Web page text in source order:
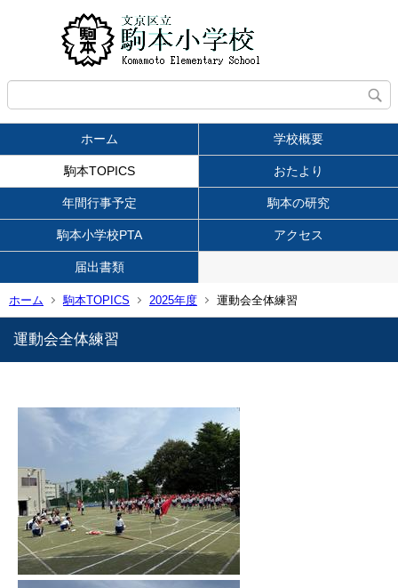
ホーム 学校概要
駒本TOPICS おたより
年間行事予定 駒本の研究
駒本小学校PTA アクセス
届出書類
ホーム 駒本TOPICS 2025年度 運動会全体練習
運動会全体練習